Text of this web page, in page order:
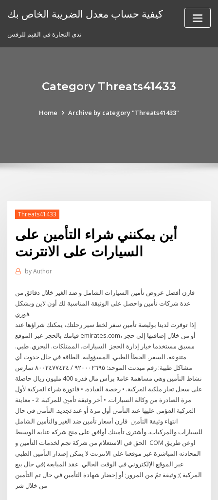
كيفية حساب معدل الضريبة الخاص بك
ندى التجارة في القيم للرفس
Category Threats41433
Home Archive by category "Threats41433"
Threats41433
أين يمكنني شراء التأمين على
السيارات على الانترنت
byAuthor
قارن أفضل عروض تأمين السيارات الشامل و ضد الغير خلال دقائق من
عدة شركات تأمين واحصل على الوثيقة المناسبة لك أون لاين وبشكل
فوري.
إذا توفرت لدينا بوليصة تأمين سفر لخط سير رحلتك، يمكنك شراؤها عند
قيامك بالحجز عبر الموقع emirates.com، أو من خلال إضافتها إلى حجز
مسبق مستخدما خيار إدارة الحجز السيارات. الممتلكات. البحري. طبي.
متنوعة. السفر. الخطأ الطبي. المسؤولية. الطاقة في حال حدوث أي
مشاكل طبية: رقم ميدنت الموحد: ٩٢٠٠٠٢٦٩٥ / ٨٠٠٢٤٧٧٤٢٤ تمارس
نشاط التأمين وهي مساهمة عامة برأس مال قدره 400 مليون ريال حاصلة
على سجل تجار ﻣﻠﻜﻴﺔ ﺍﳌﺮﻛﺒﺔ. • ﺭﺧﺼﺔ ﺍﻟﻘﻴﺎﺩﺓ. • ﻓﺎﺗﻮﺭﺓ ﺷﺮﺍﺀ ﺍﳌﺮﻛﺒﺔ ﻷﻭﻝ
ﻣﺮﺓ ﺍﻟﺼﺎﺩﺭﺓ ﻣﻦ ﻭﻛﺎﻟﺔ ﺍﻟﺴﻴﺎﺭﺍﺕ. • ﺃﺧﺮ ﻭﺛﻴﻘﺔ ﺗﺄﻣﲔ ﻟﻠﻤﺮﻛﺒﺔ. 2 - ﻣﻌﺎﻳﻨﺔ
ﺍﳌﺮﻛﺒﺔ ﺍﳌﺆﻣﻦ ﻋﻠﻴﻬﺎ ﻋﻨﺪ ﺍﻟﺘﺄﻣﲔ ﺃﻭﻝ ﻣﺮﺓ ﺃﻭ ﻋﻨﺪ ﲡﺪﻳﺪ. ﺍﻟﺘﺄﻣﲔ ﻓﻲ ﺣﺎﻝ
ﺍﻧﺘﻬﺎﺀ ﻭﺛﻴﻘﺔ ﺍﻟﺘﺄﻣﲔ قارن أسعار تأمين ضد الغير والتأمين الشامل
للسيارات والمركبات، وأشترى تأمينك أوافق على منح شركة عناية الوسيط
الحق في الاستعلام من شركة نجم لخدمات التأمين و COM اوعن طريق
المحادثه المباشرة عبر موقعنا على الانترنت لا يمكن إصدار التأمين الطبي
عبر الموقع الإلكتروني في الوقت الحالي. عقد المبايعة (في حال بيع
المركبة ); وثيقة تمّ من المرور; أو إحضار شهادة التأمين في حال تم التأمين
من خلال شر